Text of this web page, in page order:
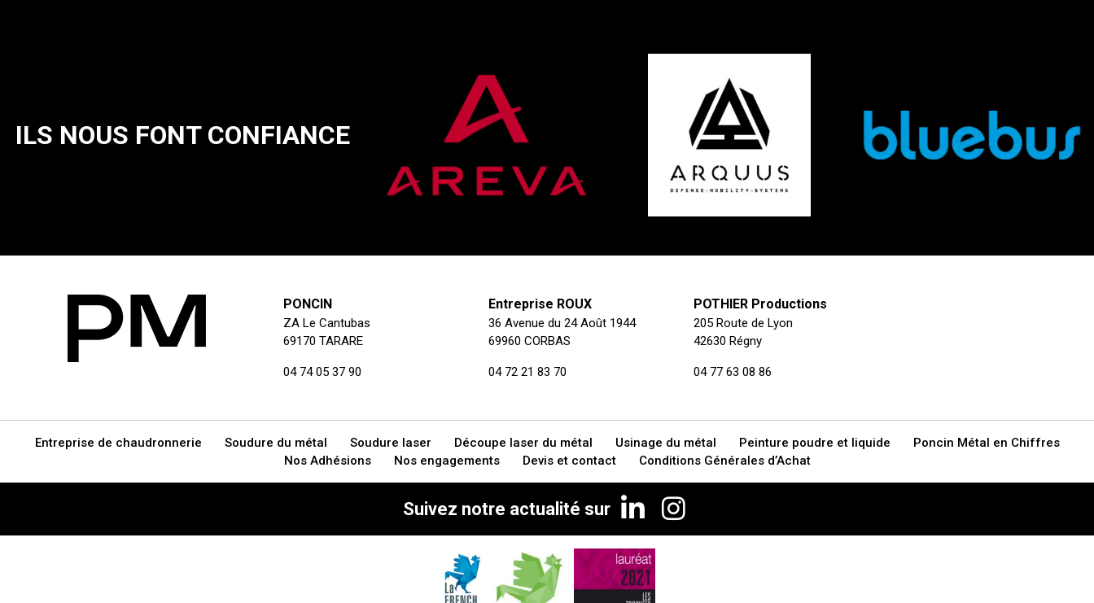
ILS NOUS FONT CONFIANCE
PONCIN
ZA Le Cantubas
69170 TARARE
04 74 05 37 90
Entreprise ROUX
36 Avenue du 24 Août 1944
69960 CORBAS
04 72 21 83 70
POTHIER Productions
205 Route de Lyon
42630 Régny
04 77 63 08 86
Entreprise de chaudronnerie Soudure du métal Soudure laser Découpe laser du métal Usinage du métal Peinture poudre et liquide
Poncin Métal en Chiffres
Nos Adhésions
Nos engagements Devis et contact Conditions Générales d’Achat
Suivez notre actualité sur